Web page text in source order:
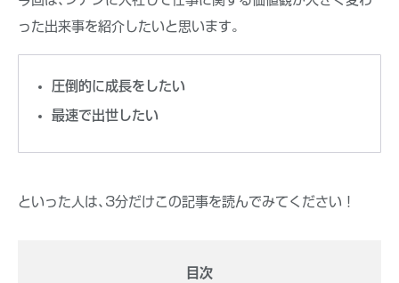
った出来事を紹介したいと思います｡
圧倒的に成長をしたい
最速で出世したい
といった人は､3分だけこの記事を読んでみてください！
目次